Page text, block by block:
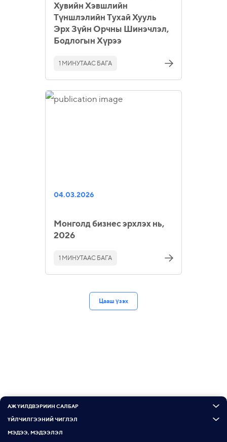
Хувийн Хэвшлийн
Түншлэлийн Тухай Хууль
Эрх Зүйн Орчны Шинэчлэл,
Бодлогын Хүрээ
1 МИНУТААС БАГА
04.03.2026
Монголд бизнес эрхлэх нь,
2026
1 МИНУТААС БАГА
Цааш үзэх
АЖ ҮЙЛДВЭРИЙН САЛБАР
ҮЙЛЧИЛГЭЭНИЙ ЧИГЛЭЛ
МЭДЭЭ, МЭДЭЭЛЭЛ